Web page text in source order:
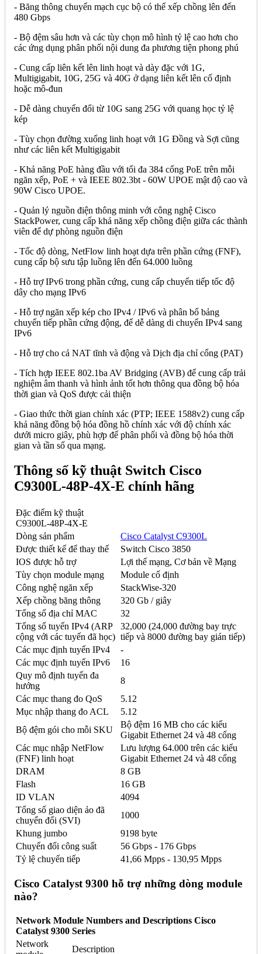
- Băng thông chuyển mạch cục bộ có thể xếp chồng lên đến
480 Gbps
- Bộ đệm sâu hơn và các tùy chọn mô hình tỷ lệ cao hơn cho
các ứng dụng phân phối nội dung đa phương tiện phong phú
- Cung cấp liên kết lên linh hoạt và dày đặc với 1G,
Multigigabit, 10G, 25G và 40G ở dạng liên kết lên cố định
hoặc mô-đun
- Dễ dàng chuyển đổi từ 10G sang 25G với quang học tỷ lệ
kép
- Tùy chọn đường xuống linh hoạt với 1G Đồng và Sợi cũng
như các liên kết Multigigabit
- Khả năng PoE hàng đầu với tối đa 384 cổng PoE trên mỗi
ngăn xếp, PoE + và IEEE 802.3bt - 60W UPOE mật độ cao và
90W Cisco UPOE.
- Quản lý nguồn điện thông minh với công nghệ Cisco
StackPower, cung cấp khả năng xếp chồng điện giữa các thành
viên để dự phòng nguồn điện
- Tốc độ dòng, NetFlow linh hoạt dựa trên phần cứng (FNF),
cung cấp bộ sưu tập luồng lên đến 64.000 luồng
- Hỗ trợ IPv6 trong phần cứng, cung cấp chuyển tiếp tốc độ
dây cho mạng IPv6
- Hỗ trợ ngăn xếp kép cho IPv4 / IPv6 và phân bổ bảng
chuyển tiếp phần cứng động, để dễ dàng di chuyển IPv4 sang
IPv6
- Hỗ trợ cho cả NAT tĩnh và động và Dịch địa chỉ cổng (PAT)
- Tích hợp IEEE 802.1ba AV Bridging (AVB) để cung cấp trải
nghiệm âm thanh và hình ảnh tốt hơn thông qua đồng bộ hóa
thời gian và QoS được cải thiện
- Giao thức thời gian chính xác (PTP; IEEE 1588v2) cung cấp
khả năng đồng bộ hóa đồng hồ chính xác với độ chính xác
dưới micro giây, phù hợp để phân phối và đồng bộ hóa thời
gian và tần số qua mạng.
Thông số kỹ thuật Switch Cisco
C9300L-48P-4X-E chính hãng
Đặc điểm kỹ thuật
C9300L-48P-4X-E
Dòng sản phẩm
Cisco Catalyst C9300L
Được thiết kế để thay thế
Switch Cisco 3850
IOS được hỗ trợ
Lợi thế mạng, Cơ bản về Mạng
Tùy chọn module mạng
Module cố định
Công nghệ ngăn xếp
StackWise-320
Xếp chồng băng thông
320 Gb / giây
Tổng số địa chỉ MAC
32
Tổng số tuyến IPv4 (ARP
cộng với các tuyến đã học)
32,000 (24,000 đường bay trực
tiếp và 8000 đường bay gián tiếp)
Các mục định tuyến IPv4
-
Các mục định tuyến IPv6
16
Quy mô định tuyến đa
hướng
8
Các mục thang đo QoS
5.12
Mục nhập thang đo ACL
5.12
Bộ đệm gói cho mỗi SKU
Bộ đệm 16 MB cho các kiểu
Gigabit Ethernet 24 và 48 cổng
Các mục nhập NetFlow
(FNF) linh hoạt
Lưu lượng 64.000 trên các kiểu
Gigabit Ethernet 24 và 48 cổng
DRAM
8 GB
Flash
16 GB
ID VLAN
4094
Tổng số giao diện ảo đã
chuyển đổi (SVI)
1000
Khung jumbo
9198 byte
Chuyển đổi công suất
56 Gbps - 176 Gbps
Tỷ lệ chuyển tiếp
41,66 Mpps - 130,95 Mpps
Cisco Catalyst 9300 hỗ trợ những dòng module
nào?
Network Module Numbers and Descriptions Cisco
Catalyst 9300 Series
Network
Description